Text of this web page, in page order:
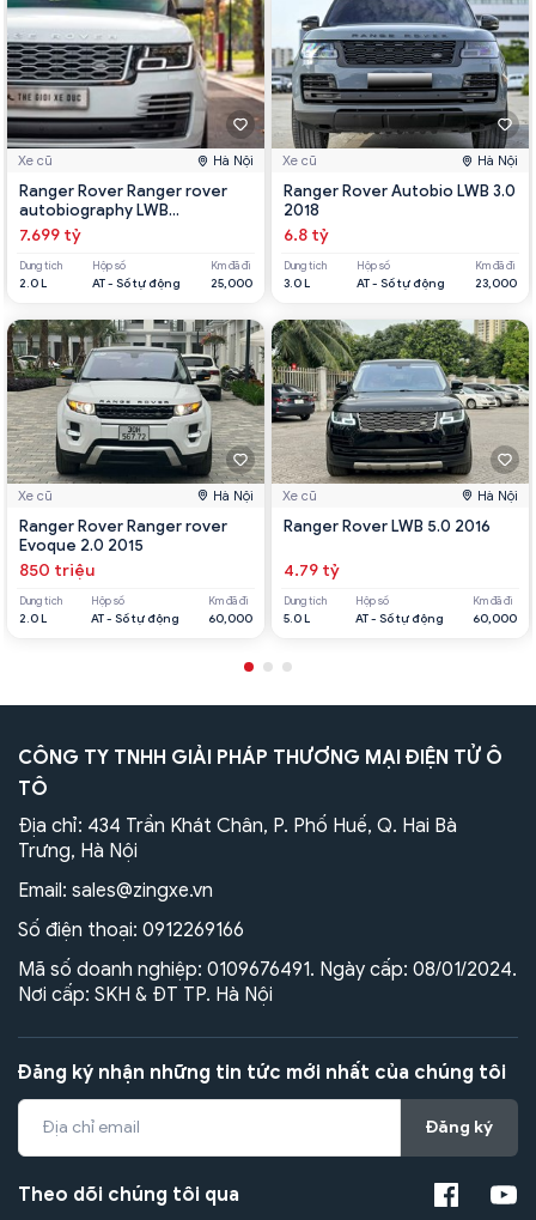
Xe cũ Hà Nội
Ranger Rover Ranger rover
autobiography LWB
Autobiography LWB 2020
7.699 tỷ
Dung tích
2.0 L
Hộp số
AT - Số tự động
Km đã đi
25,000
Xe cũ Hà Nội
Ranger Rover Ranger rover
Evoque 2.0 2015
850 triệu
Dung tích
2.0 L
Hộp số
AT - Số tự động
Km đã đi
60,000
Xe cũ Hà Nội
Ranger Rover Autobio LWB 3.0
2018
6.8 tỷ
Dung tích
3.0 L
Hộp số
AT - Số tự động
Km đã đi
23,000
Xe cũ Hà Nội
Ranger Rover LWB 5.0 2016
4.79 tỷ
Dung tích
5.0 L
Hộp số
AT - Số tự động
Km đã đi
60,000
CÔNG TY TNHH GIẢI PHÁP THƯƠNG MẠI ĐIỆN TỬ Ô
TÔ
Địa chỉ: 434 Trần Khát Chân, P. Phố Huế, Q. Hai Bà
Trưng, Hà Nội
Email: sales@zingxe.vn
Số điện thoại: 0912269166
Mã số doanh nghiệp: 0109676491. Ngày cấp: 08/01/2024.
Nơi cấp: SKH & ĐT TP. Hà Nội
Đăng ký nhận những tin tức mới nhất của chúng tôi
Đăng ký
Theo dõi chúng tôi qua